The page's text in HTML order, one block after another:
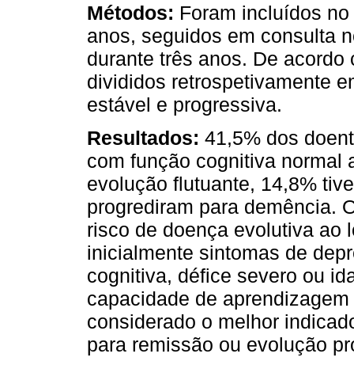
Métodos: Foram incluídos
anos, seguidos em consulta
durante três anos. De
divididos retrospetivamente
estável e progressiva.
Resultados: 41,5% dos
com função cognitiva normal
evolução flutuante, 14,8%
progrediram para demência.
risco de doença evolutiva ao
inicialmente sintomas de
cognitiva, défice severo ou
capacidade de
considerado o melhor
para remissão ou evolução